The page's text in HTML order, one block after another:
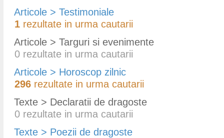
Articole > Testimoniale
1 rezultate in urma cautarii
Articole > Targuri si evenimente
0 rezultate in urma cautarii
Articole > Horoscop zilnic
296 rezultate in urma cautarii
Texte > Declaratii de dragoste
0 rezultate in urma cautarii
Texte > Poezii de dragoste